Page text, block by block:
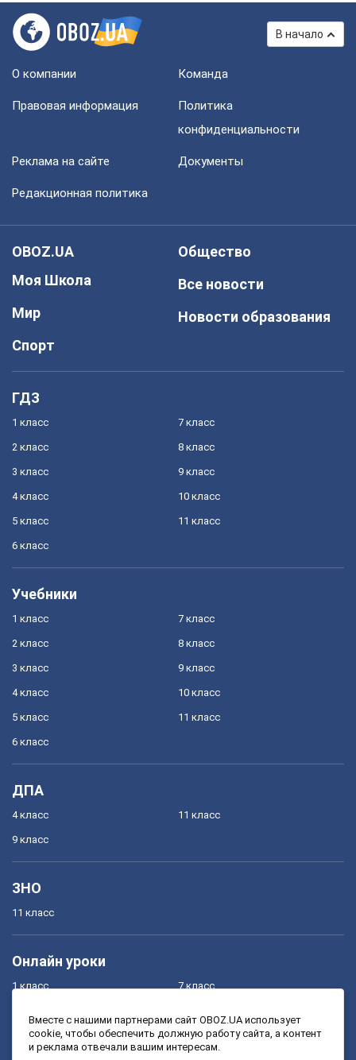
В начало
О компании Команда
Правовая информация
Политика
конфиденциальности
Реклама на сайте Документы
Редакционная политика
OBOZ.UA
Моя Школа
Мир
Спорт
Общество
Все новости
Новости образования
ГДЗ
1 класс
2 класс
3 класс
4 класс
5 класс
6 класс
7 класс
8 класс
9 класс
10 класс
11 класс
Учебники
1 класс
2 класс
3 класс
4 класс
5 класс
6 класс
7 класс
8 класс
9 класс
10 класс
11 класс
ДПА
4 класс
9 класс
11 класс
ЗНО
11 класс
Онлайн уроки
1 класс
3 класс
7 класс
9 класс
Вместе с нашими партнерами сайт OBOZ.UA использует
cookie, чтобы обеспечить должную работу сайта, а контент
и реклама отвечали вашим интересам.